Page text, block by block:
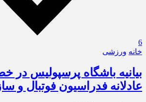
6
خانه ورزشی
بیانیه باشگاه پرسپولیس
عادلانه فدراسیون فوتبال و